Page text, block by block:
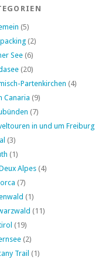
(5)
(2)
See (6)
(20)
Partenkirchen (4)
Canaria (9)
(7)
in und um Freiburg
(3)
(1)
Alpes (4)
(7)
(1)
(11)
(19)
(2)
Trail (1)